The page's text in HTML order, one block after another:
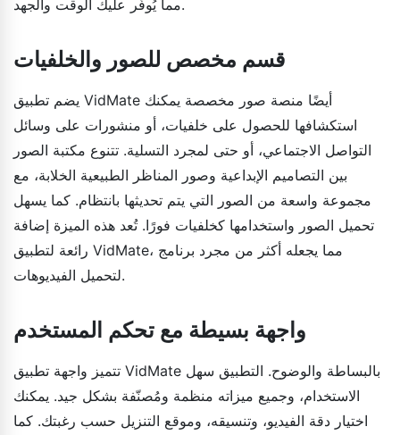
مما يُوفّر عليك الوقت والجهد.
قسم مخصص للصور والخلفيات
يضم تطبيق VidMate أيضًا منصة صور مخصصة يمكنك
استكشافها للحصول على خلفيات، أو منشورات على وسائل
التواصل الاجتماعي، أو حتى لمجرد التسلية. تتنوع مكتبة الصور
بين التصاميم الإبداعية وصور المناظر الطبيعية الخلابة، مع
مجموعة واسعة من الصور التي يتم تحديثها بانتظام. كما يسهل
تحميل الصور واستخدامها كخلفيات فورًا. تُعد هذه الميزة إضافة
رائعة لتطبيق VidMate، مما يجعله أكثر من مجرد برنامج
لتحميل الفيديوهات.
واجهة بسيطة مع تحكم المستخدم
تتميز واجهة تطبيق VidMate بالبساطة والوضوح. التطبيق سهل
الاستخدام، وجميع ميزاته منظمة ومُصنّفة بشكل جيد. يمكنك
اختيار دقة الفيديو، وتنسيقه، وموقع التنزيل حسب رغبتك. كما